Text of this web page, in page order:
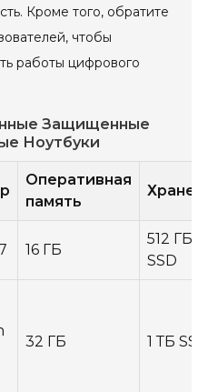
Кроме того, обратите
чтобы
работы цифрового
Защищенные
Ноутбуки
Оперативная
память
16 ГБ
512 ГБ
SSD
32 ГБ 1 ТБ